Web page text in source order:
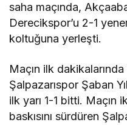
saha maçında,
Derecikspor’u 2-1
koltuğuna yerleşti.
Maçın ilk
Şalpazarıspor Şaban
ilk yarı 1-1 bitti. Maçın
baskısını sürdüren